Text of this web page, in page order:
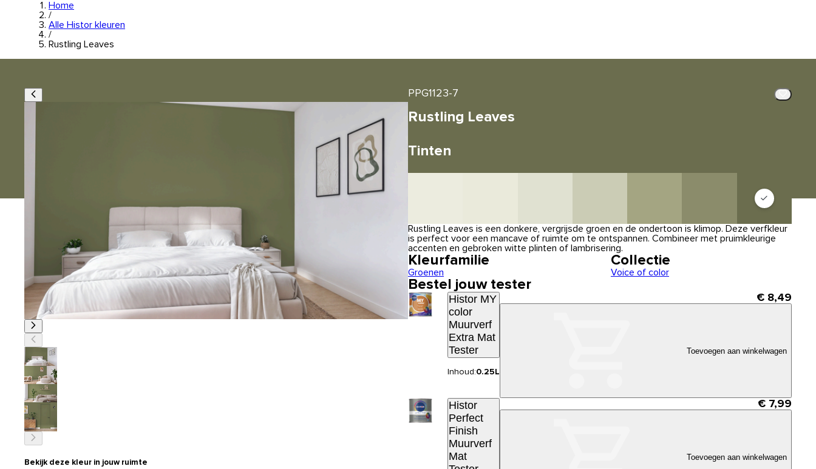
Home
/
Alle Histor kleuren
/
Rustling Leaves
Bekijk deze kleur in jouw ruimte
PPG1123-7
Rustling Leaves
Tinten
Rustling Leaves is een donkere, vergrijsde groen en de ondertoon is klimop. Deze verfkleur
is perfect voor een mancave of ruimte om te ontspannen. Combineer met pruimkleurige
accenten en gebroken witte plinten of lambrisering.
Kleurfamilie
Groenen
Collectie
Voice of color
Bestel jouw tester
Histor MY
color
Muurverf
Extra Mat
Tester
Inhoud:0.25L
€ 8,49
Toevoegen aan winkelwagen
Histor
Perfect
Finish
Muurverf
Mat
€ 7,99
Toevoegen aan winkelwagen